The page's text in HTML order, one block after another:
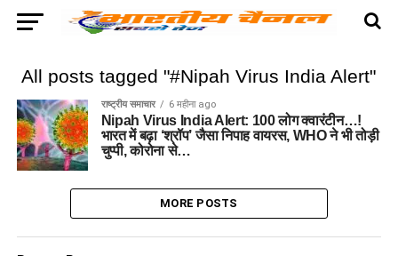
All posts tagged "#Nipah Virus India Alert"
राष्ट्रीय समाचार 6 महीना ago
Nipah Virus India Alert: 100 लोग क्वारंटीन…!
भारत में बढ़ा ‘श्रॉप’ जैसा निपाह वायरस, WHO ने भी तोड़ी
चुप्पी, कोरोना से…
MORE POSTS